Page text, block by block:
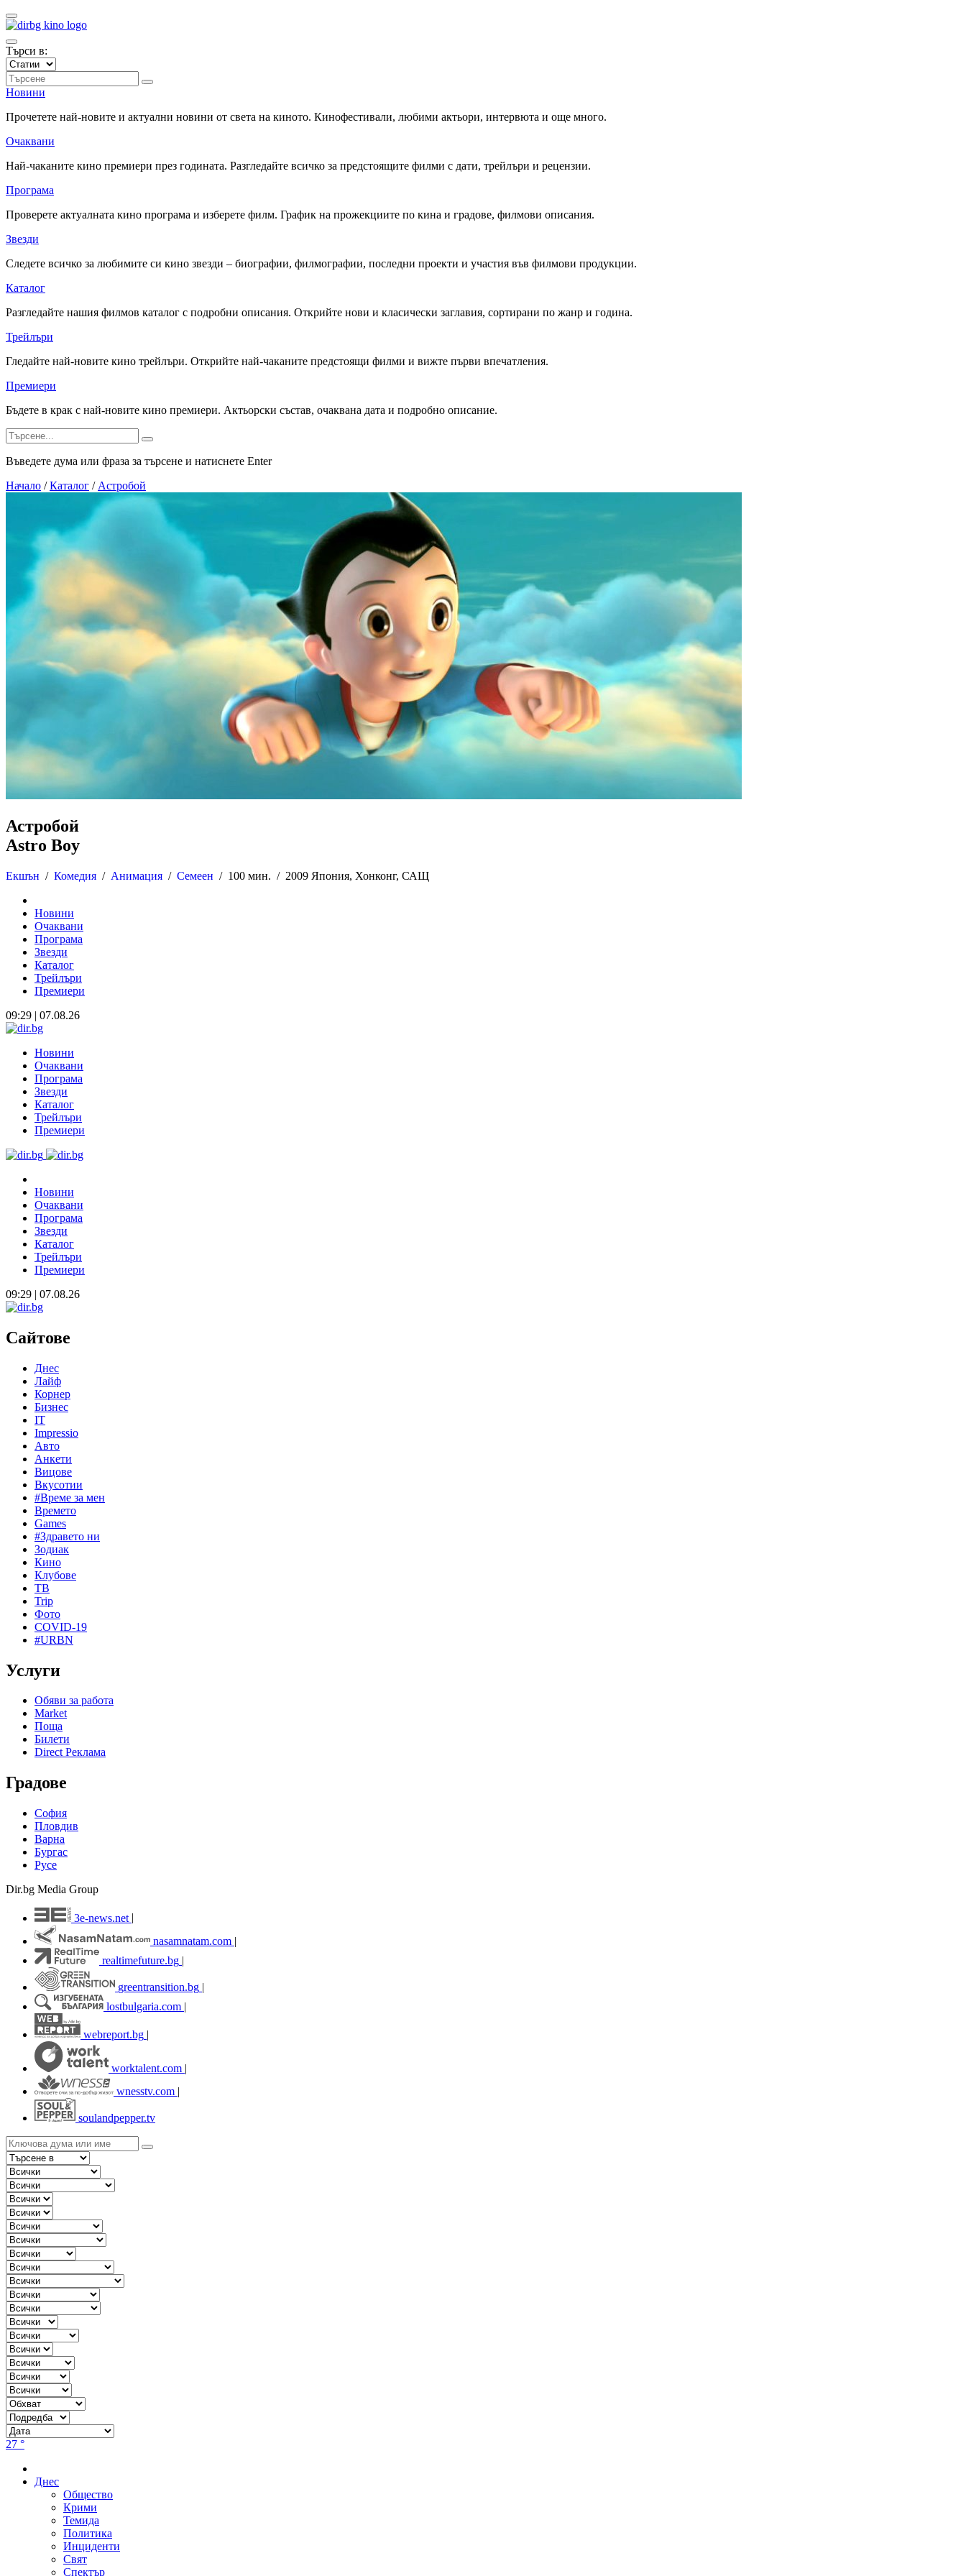
Търси в:
Новини
Прочетете най-новите и актуални новини от света на киното. Кинофестивали, любими актьори, интервюта и още много.
Очаквани
Най-чаканите кино премиери през годината. Разгледайте всичко за предстоящите филми с дати, трейлъри и рецензии.
Програма
Проверете актуалната кино програма и изберете филм. График на прожекциите по кина и градове, филмови описания.
Звезди
Следете всичко за любимите си кино звезди – биографии, филмографии, последни проекти и участия във филмови продукции.
Каталог
Разгледайте нашия филмов каталог с подробни описания. Открийте нови и класически заглавия, сортирани по жанр и година.
Трейлъри
Гледайте най-новите кино трейлъри. Открийте най-чаканите предстоящи филми и вижте първи впечатления.
Премиери
Бъдете в крак с най-новите кино премиери. Актьорски състав, очаквана дата и подробно описание.
Въведете дума или фраза за търсене и натиснете Enter
Начало / Каталог / Астробой
Астробой
Astro Boy
Екшън / Комедия / Анимация / Семеен / 100 мин. / 2009 Япония, Хонконг, САЩ
Новини
Очаквани
Програма
Звезди
Каталог
Трейлъри
Премиери
09:29 | 07.08.26
Новини
Очаквани
Програма
Звезди
Каталог
Трейлъри
Премиери
Новини
Очаквани
Програма
Звезди
Каталог
Трейлъри
Премиери
09:29 | 07.08.26
Сайтове
Днес
Лайф
Корнер
Бизнес
IT
Impressio
Авто
Анкети
Вицове
Вкусотии
#Време за мен
Времето
Games
#Здравето ни
Зодиак
Кино
Клубове
ТВ
Trip
Фото
COVID-19
#URBN
Услуги
Обяви за работа
Market
Поща
Билети
Direct Реклама
Градове
София
Пловдив
Варна
Бургас
Русе
Dir.bg Media Group
3e-news.net
nasamnatam.com |
realtimefuture.bg |
greentransition.bg |
lostbulgaria.com |
webreport.bg |
worktalent.com |
wnesstv.com |
soulandpepper.tv
27 °
Днес
Общество
Крими
Темида
Политика
Инциденти
Свят
Спектър